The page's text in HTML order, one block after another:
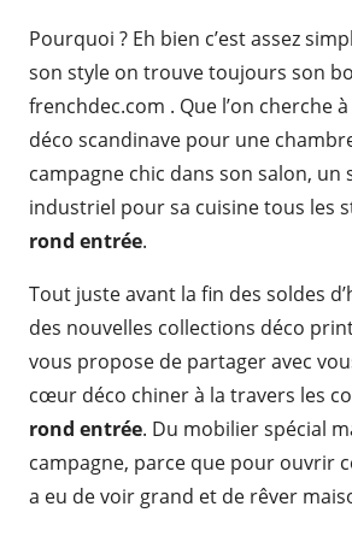
Pourquoi ? Eh bien c’est assez
son style on trouve toujours son
frenchdec.com . Que l’on cherche
déco scandinave pour une
campagne chic dans son salon, un
industriel pour sa cuisine tous les
rond entrée.
Tout juste avant la fin des soldes
des nouvelles collections déco
vous propose de partager avec
cœur déco chiner à la travers les
rond entrée. Du mobilier spécial
campagne, parce que pour ouvrir
a eu de voir grand et de rêver